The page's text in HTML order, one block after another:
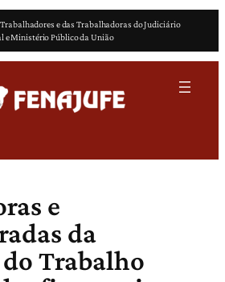
e das Trabalhadoras do Judiciário
e Ministério Público da União
e
da
Trabalho